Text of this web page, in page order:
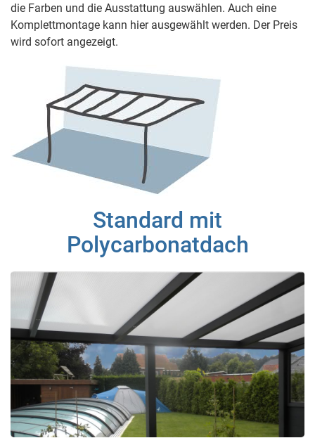
die Farben und die Ausstattung auswählen. Auch eine
Komplettmontage kann hier ausgewählt werden. Der Preis
wird sofort angezeigt.
Standard mit
Polycarbonatdach